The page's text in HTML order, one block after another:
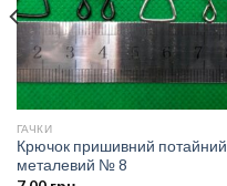
ГАЧКИ
Крючок пришивний потайний
металевий № 8